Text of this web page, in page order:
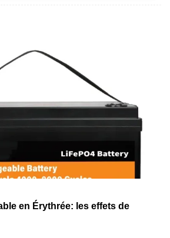
en Érythrée: les effets de